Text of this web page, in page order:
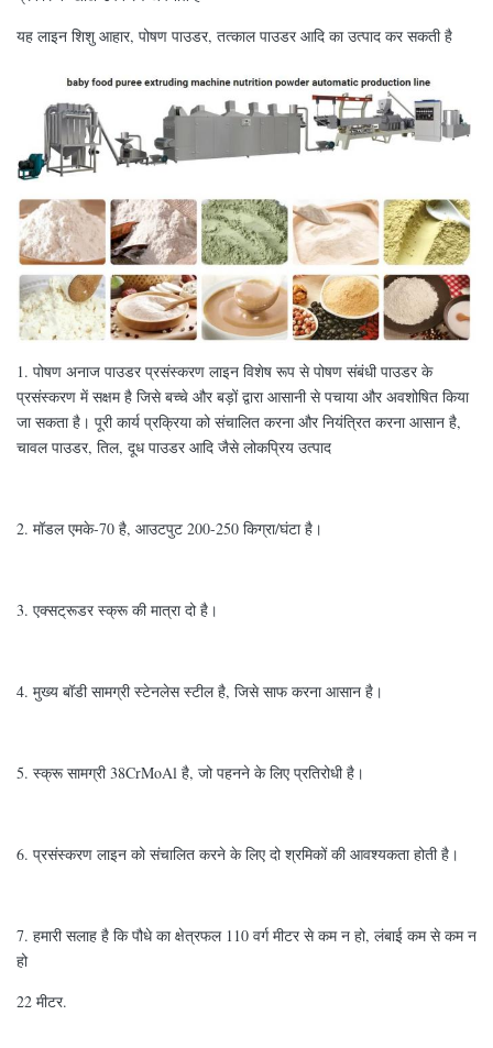
यह लाइन शिशु आहार, पोषण पाउडर, तत्काल पाउडर आदि का उत्पाद कर सकती है
1. पोषण अनाज पाउडर प्रसंस्करण लाइन विशेष रूप से पोषण संबंधी पाउडर के
प्रसंस्करण में सक्षम है जिसे बच्चे और बड़ों द्वारा आसानी से पचाया और अवशोषित किया
जा सकता है। पूरी कार्य प्रक्रिया को संचालित करना और नियंत्रित करना आसान है,
चावल पाउडर, तिल, दूध पाउडर आदि जैसे लोकप्रिय उत्पाद
2. मॉडल एमके-70 है, आउटपुट 200-250 किग्रा/घंटा है।
3. एक्सट्रूडर स्क्रू की मात्रा दो है।
4. मुख्य बॉडी सामग्री स्टेनलेस स्टील है, जिसे साफ करना आसान है।
5. स्क्रू सामग्री 38CrMoAl है, जो पहनने के लिए प्रतिरोधी है।
6. प्रसंस्करण लाइन को संचालित करने के लिए दो श्रमिकों की आवश्यकता होती है।
7. हमारी सलाह है कि पौधे का क्षेत्रफल 110 वर्ग मीटर से कम न हो, लंबाई कम से कम न
हो
22 मीटर.